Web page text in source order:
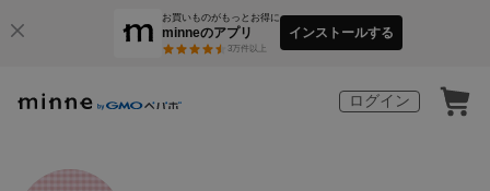
お買いものがもっとお得に
minneのアプリ
3万件以上
インストールする
ログイン